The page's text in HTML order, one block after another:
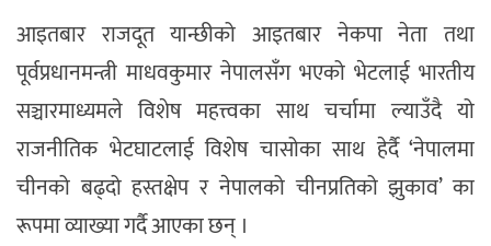
आइतबार राजदूत यान्छीको आइतबार नेकपा नेता तथा
पूर्वप्रधानमन्त्री माधवकुमार नेपालसँग भएको भेटलाई भारतीय
सञ्चारमाध्यमले विशेष महत्त्वका साथ चर्चामा ल्याउँदै यो
राजनीतिक भेटघाटलाई विशेष चासोका साथ हेर्दै ‘नेपालमा
चीनको बढ्दो हस्तक्षेप र नेपालको चीनप्रतिको झुकाव’ का
रूपमा व्याख्या गर्दै आएका छन् ।